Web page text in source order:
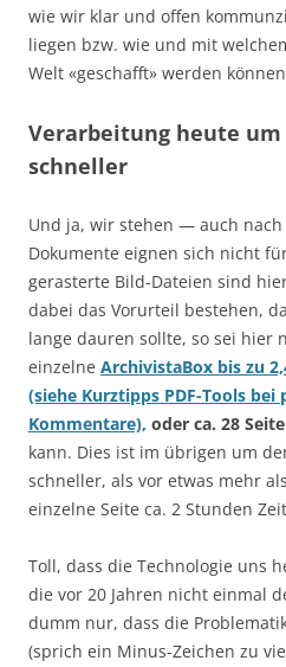
wie wir klar und offen
liegen bzw. wie und mit
Welt «geschafft» werden
Verarbeitung heute um
schneller
Und ja, wir stehen — auch nach
Dokumente eignen sich nicht
gerasterte Bild-Dateien sind
dabei das Vorurteil bestehen,
lange dauren sollte, so sei hier
einzelne ArchivistaBox bis zu
(siehe Kurztipps PDF-Tools
Kommentare), oder ca. 28
kann. Dies ist im übrigen um
schneller, als vor etwas mehr
einzelne Seite ca. 2 Stunden
Toll, dass die Technologie uns
die vor 20 Jahren nicht einmal
dumm nur, dass die
(sprich ein Minus-Zeichen zu